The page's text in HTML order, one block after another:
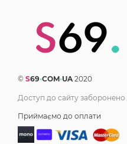
© S69•COM•UA 2020
Доступ до сайту заборонено
Приймаємо до оплати